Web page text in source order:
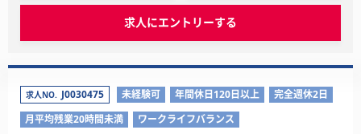
求人にエントリーする
求人NO. J0030475 未経験可 年間休日120日以上
完全週休2日
月平均残業20時間未満
ワークライフバランス